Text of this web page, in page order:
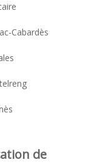
Cabardès
de